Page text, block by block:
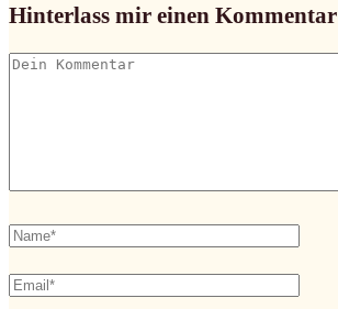
Hinterlass mir einen Kommentar